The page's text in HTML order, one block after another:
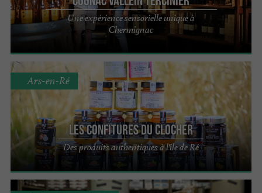
Une expérience sensorielle unique à
Chermignac
Les Confitures du Clocher
Des produits authentiques à l'île de Ré
Ars-en-Ré